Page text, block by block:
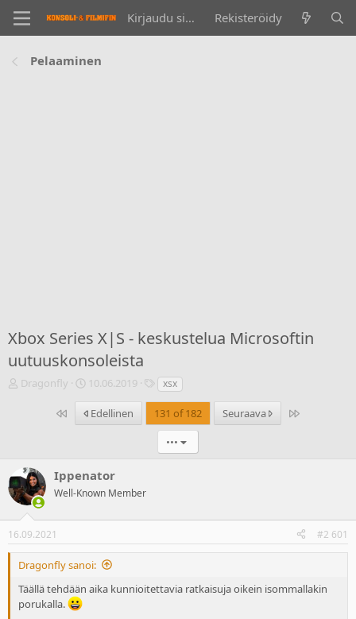
Kirjaudu sisään Rekisteröidy
Pelaaminen
Xbox Series X|S - keskustelua Microsoftin
uutuuskonsoleista
V
k
e
t
u
n
a
l
o
i
t
Dragonfly
A
o
i
p
ä
v
m
ä
r
10.06.2019
T
n
n
s
xsx
Ensimmäinen
Edellinen 131 of 182 Seuraava Last
•••
Ippenator
Well-Known Member
16.09.2021 #2 601
Dragonfly sanoi:
Täällä tehdään aika kunnioitettavia ratkaisuja oikein isommallakin
porukalla.